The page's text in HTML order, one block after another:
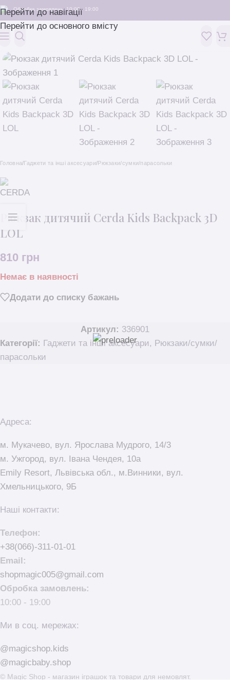
Перейти до навігації
Перейти до основного вмісту
Обробка замовлень: 10:00 - 19:00
Головна/Гаджети та інші аксесуари/Рюкзаки/сумки/парасольки
Рюкзак дитячий Cerda Kids Backpack 3D
LOL
810 грн
Немає в наявності
Додати до списку бажань
Артикул: 336901
Категорії: Гаджети та інші аксесуари, Рюкзаки/сумки/
парасольки
Адреса:
м. Мукачево, вул. Ярослава Мудрого, 14/3
м. Ужгород, вул. Івана Чендея, 10а
Emily Resort, Львівська обл., м.Винники, вул.
Хмельницького, 9Б
Наші контакти:
Телефон:
+38(066)-311-01-01
Email:
shopmagic005@gmail.com
Обробка замовлень:
10:00 - 19:00
Ми в соц. мережах:
@magicshop.kids
@magicbaby.shop
© Magic Shop - магазин іграшок та товари для немовлят.